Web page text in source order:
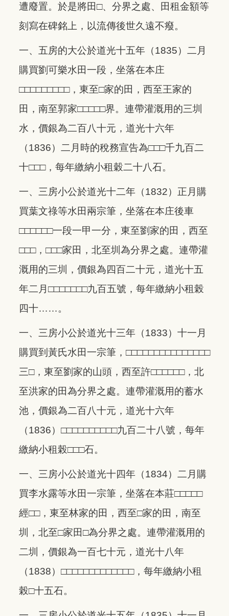
遭廢置。於是將田□、分界之處、田租金額等
刻寫在碑銘上，以流傳後世久遠不癈。
一、五房的大公於道光十五年（1835）二月
購買劉可樂水田一段，坐落在本庄
□□□□□□□□□，東至□家的田，西至王家的
田，南至郭家□□□□□界。連帶灌溉用的三圳
水，價銀為二百八十元，道光十六年
（1836）二月時的稅務宣告為□□□千九百二
十□□□，每年繳納小租穀二十八石。
一、三房小公於道光十二年（1832）正月購
買葉文祿等水田兩宗筆，坐落在本庄後車
□□□□□□一段一甲一分，東至劉家的田，西至
□□□，□□□家田，北至圳為分界之處。連帶灌
溉用的三圳，價銀為四百二十元，道光十五
年二月□□□□□□□九百五號，每年繳納小租榖
四十……。
一、三房小公於道光十三年（1833）十一月
購買到黃氏水田一宗筆，□□□□□□□□□□□□□□□
三□，東至劉家的山頭，西至許□□□□□□，北
至洪家的田為分界之處。連帶灌溉用的蓄水
池，價銀為二百八十元，道光十六年
（1836）□□□□□□□□□□九百二十八號，每年
繳納小租榖□□□石。
一、三房小公於道光十四年（1834）二月購
買李水露等水田一宗筆，坐落在本莊□□□□□
經□□，東至林家的田，西至□家的田，南至
圳，北至□家田□為分界之處。連帶灌溉用的
二圳，價銀為一百七十元，道光十八年
（1838）□□□□□□□□□□□□□，每年繳納小租
榖□十五石。